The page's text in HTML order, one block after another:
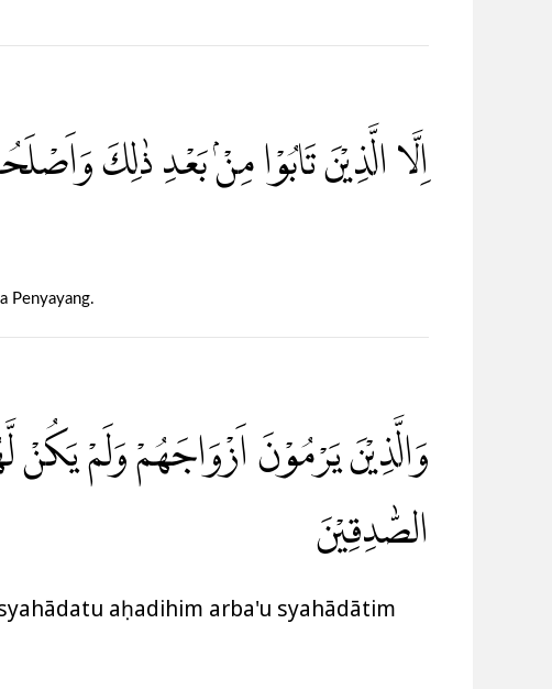
اِلَّا الَّذِيْنَ تَابُوْا مِنْۢ بَعْدِ ذٰلِكَ
Penyayang.
وَالَّذِيْنَ يَرْمُوْنَ اَزْوَاجَهُمْ وَلَمْ يَكُنْ
الصّٰدِقِيْنَ
aḥadihim arba'u syahādātim